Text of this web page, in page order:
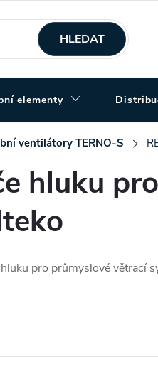
HLEDAT
elementy
ventilátory TERNO-S
hluku
pro průmyslové větrací